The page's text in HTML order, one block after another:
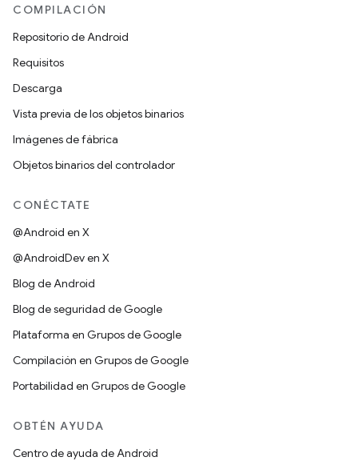
COMPILACIÓN
Repositorio de Android
Requisitos
Descarga
Vista previa de los objetos binarios
Imágenes de fábrica
Objetos binarios del controlador
CONÉCTATE
@Android en X
@AndroidDev en X
Blog de Android
Blog de seguridad de Google
Plataforma en Grupos de Google
Compilación en Grupos de Google
Portabilidad en Grupos de Google
OBTÉN AYUDA
Centro de ayuda de Android